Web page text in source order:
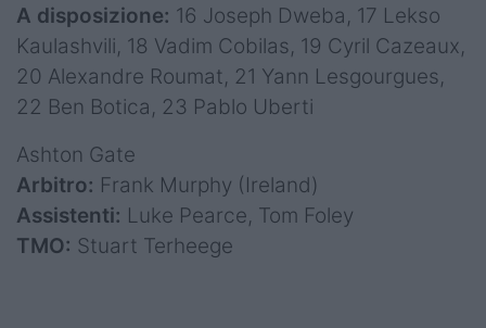
A disposizione: 16 Joseph Dweba, 17 Lekso
Kaulashvili, 18 Vadim Cobilas, 19 Cyril Cazeaux,
20 Alexandre Roumat, 21 Yann Lesgourgues,
22 Ben Botica, 23 Pablo Uberti
Ashton Gate
Arbitro: Frank Murphy (Ireland)
Assistenti: Luke Pearce, Tom Foley
TMO: Stuart Terheege